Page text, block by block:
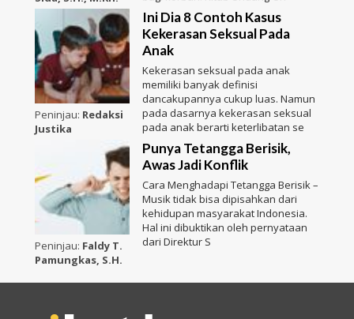
Peninjau: Redaksi
Justika
Ini Dia 8 Contoh Kasus
Kekerasan Seksual Pada
Anak
Kekerasan seksual pada anak
memiliki banyak definisi
dancakupannya cukup luas. Namun
pada dasarnya kekerasan seksual
pada anak berarti keterlibatan se
Peninjau: Faldy T.
Pamungkas, S.H.
Punya Tetangga Berisik,
Awas Jadi Konflik
Cara Menghadapi Tetangga Berisik –
Musik tidak bisa dipisahkan dari
kehidupan masyarakat Indonesia.
Hal ini dibuktikan oleh pernyataan
dari Direktur S